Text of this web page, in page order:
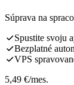
Súprava na
Spustite svoju
Bezplatné
VPS
5,49 €/mes.